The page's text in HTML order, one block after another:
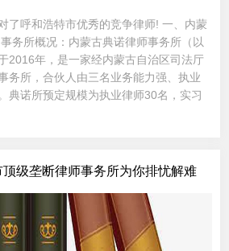
了呼和浩特市优秀的竞争律师! 一、内蒙
务所概况：内蒙古典诺律师事务所（以
2016年，是一家经内蒙古自治区司法厅
务所，合伙人由三名业务能力强、执业
典诺所预定规模为执业律师30名，实习
级垄断律师事务所为你排忧解难